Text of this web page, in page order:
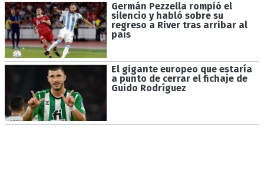
Germán Pezzella rompió el
silencio y habló sobre su
regreso a River tras arribar al
país
El gigante europeo que estaría
a punto de cerrar el fichaje de
Guido Rodríguez